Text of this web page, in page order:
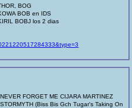
BOG
BOB en IDS
BOBJ los 2 dias
NEVER FORGET ME CIJARA MARTINEZ
STORMYTH (Biss Bis Gch Tugar's Taking On